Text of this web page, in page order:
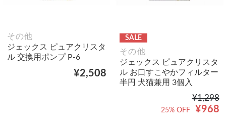
その他
ジェックス ピュアクリスタ
ル 交換用ポンプ P-6
¥2,508
SALE
その他
ジェックス ピュアクリスタ
ル お口すこやかフィルター
半円 犬猫兼用 3個入
¥1,298
¥968
25% OFF